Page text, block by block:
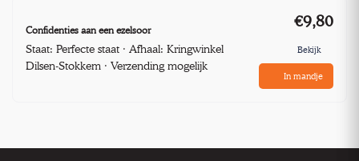
Confidenties aan een ezelsoor
Staat: Perfecte staat · Afhaal: Kringwinkel
Dilsen-Stokkem · Verzending mogelijk
€9,80
Bekijk
In mandje